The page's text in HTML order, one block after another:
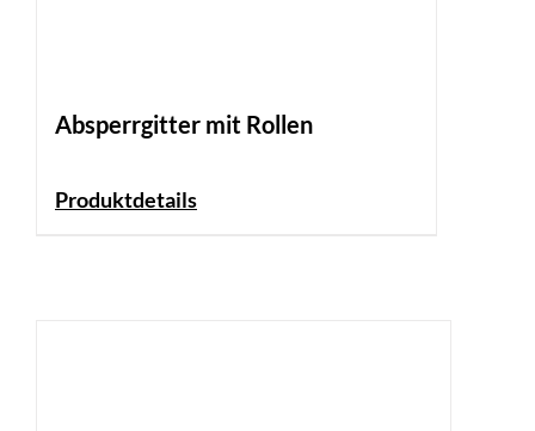
Absperrgitter mit Rollen
Produktdetails